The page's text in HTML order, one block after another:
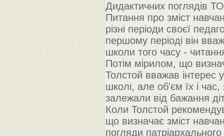
Дидактичних поглядів
Питання про зміст
різні періоди своєї
першому періоді він
школи того часу -
Потім мірилом, що
Толстой вважав інтерес
школі, але об'єм їх і
залежали від бажання
Коли Толстой
що визначає зміст
погляди